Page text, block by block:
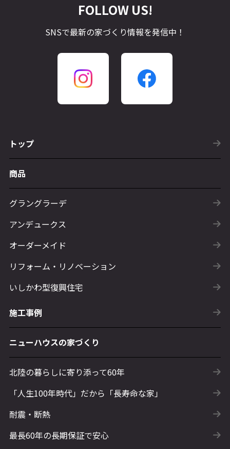
FOLLOW US!
SNSで最新の家づくり情報を発信中！
トップ
商品
グラングラーデ
アンデュークス
オーダーメイド
リフォーム・リノベーション
いしかわ型復興住宅
施工事例
ニューハウスの家づくり
北陸の暮らしに寄り添って60年
「人生100年時代」だから「長寿命な家」
耐震・断熱
最長60年の長期保証で安心